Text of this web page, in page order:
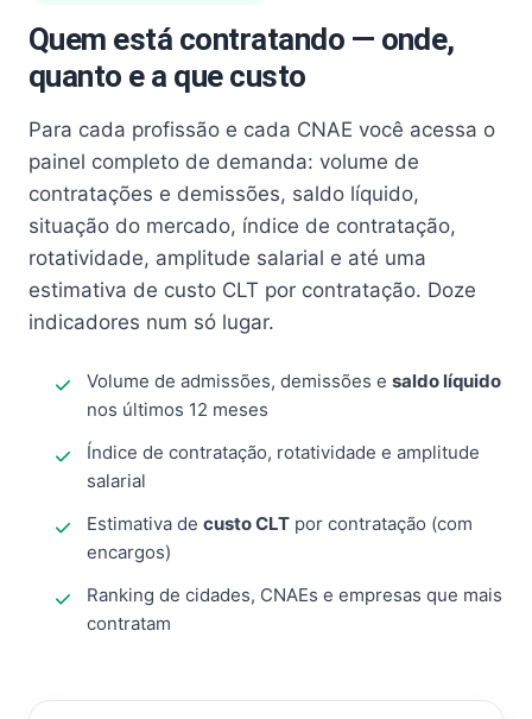
Quem está contratando — onde,
quanto e a que custo
Para cada profissão e cada CNAE você acessa o
painel completo de demanda: volume de
contratações e demissões, saldo líquido,
situação do mercado, índice de contratação,
rotatividade, amplitude salarial e até uma
estimativa de custo CLT por contratação. Doze
indicadores num só lugar.
Volume de admissões, demissões e saldo líquido
nos últimos 12 meses
Índice de contratação, rotatividade e amplitude
salarial
Estimativa de custo CLT por contratação (com
encargos)
Ranking de cidades, CNAEs e empresas que mais
contratam